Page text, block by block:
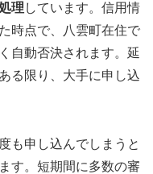
理 しています。信用情
時点で、八雲町在住で
自動否決されます。延
る限り、大手に申し込
も申し込んでしまうと
す。短期間に多数の審